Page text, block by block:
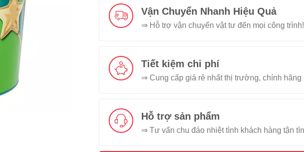
Vận Chuyển Nhanh Hiệu Quả
⇒ Hỗ trợ vận chuyển vật tư đến mọi công trình!
Tiết kiệm chi phí
⇒ Cung cấp giá rẻ nhất thị trường, chính hãng
Hỗ trợ sản phẩm
⇒ Tư vấn chu đáo nhiệt tình khách hàng tận